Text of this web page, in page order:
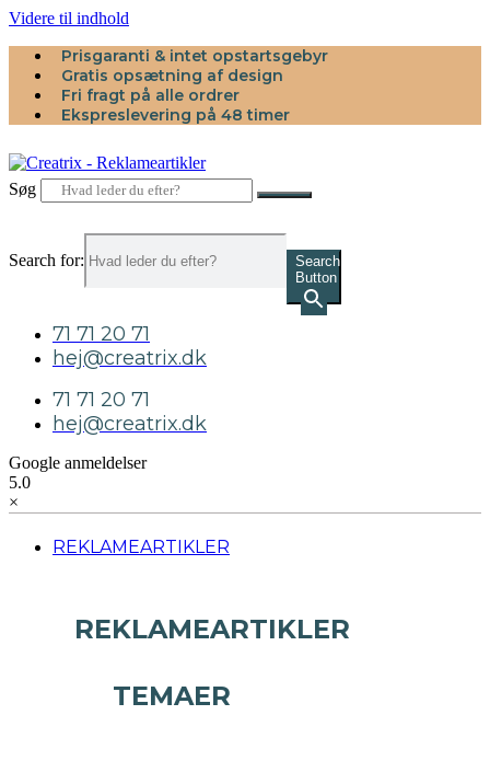
Videre til indhold
Prisgaranti & intet opstartsgebyr
Gratis opsætning af design
Fri fragt på alle ordrer
Ekspreslevering på 48 timer
Søg
Search for:
Search
Button
71 71 20 71
hej@creatrix.dk
71 71 20 71
hej@creatrix.dk
Google anmeldelser
5.0
×
REKLAMEARTIKLER
REKLAMEARTIKLER
TEMAER